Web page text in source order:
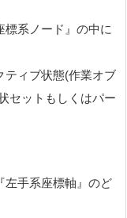
系ノード』の中に
ティブ状態(作業オブ
セットもしくはパー
左手系座標軸』のど